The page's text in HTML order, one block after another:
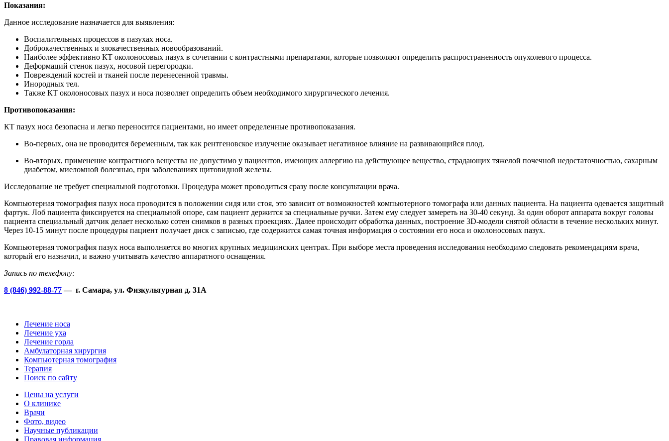
Показания:
Данное исследование назначается для выявления:
Воспалительных процессов в пазухах носа.
Доброкачественных и злокачественных новообразований.
Наиболее эффективно КТ околоносовых пазух в сочетании с контрастными препаратами, которые позволяют определить распространенность опухолевого процесса.
Деформаций стенок пазух, носовой перегородки.
Повреждений костей и тканей после перенесенной травмы.
Инородных тел.
Также КТ околоносовых пазух и носа позволяет определить объем необходимого хирургического лечения.
Противопоказания:
КТ пазух носа безопасна и легко переносится пациентами, но имеет определенные противопоказания.
Во-первых, она не проводится беременным, так как рентгеновское излучение оказывает негативное влияние на развивающийся плод.
Во-вторых, применение контрастного вещества не допустимо у пациентов, имеющих аллергию на действующее вещество, страдающих тяжелой почечной недостаточностью, сахарным
диабетом, миеломной болезнью, при заболеваниях щитовидной железы.
Исследование не требует специальной подготовки. Процедура может проводиться сразу после консультации врача.
Компьютерная томография пазух носа проводится в положении сидя или стоя, это зависит от возможностей компьютерного томографа или данных пациента. На пациента одевается защитный
фартук. Лоб пациента фиксируется на специальной опоре, сам пациент держится за специальные ручки. Затем ему следует замереть на 30-40 секунд. За один оборот аппарата вокруг головы
пациента специальный датчик делает несколько сотен снимков в разных проекциях. Далее происходит обработка данных, построение 3D-модели снятой области в течение нескольких минут.
Через 10-15 минут после процедуры пациент получает диск с записью, где содержится самая точная информация о состоянии его носа и околоносовых пазух.
Компьютерная томография пазух носа выполняется во многих крупных медицинских центрах. При выборе места проведения исследования необходимо следовать рекомендациям врача,
который его назначил, и важно учитывать качество аппаратного оснащения.
Запись по телефону:
8 (846) 992-88-77— г. Самара, ул. Физкультурная д. 31А
Лечение носа
Лечение уха
Лечение горла
Амбулаторная хирургия
Компьютерная томография
Терапия
Поиск по сайту
Цены на услуги
О клинике
Врачи
Фото, видео
Научные публикации